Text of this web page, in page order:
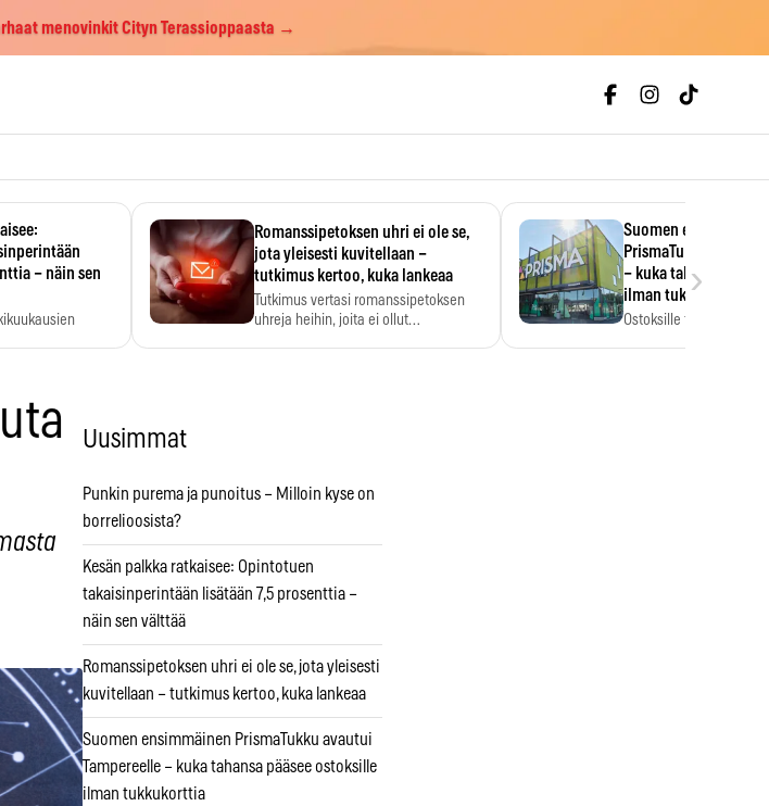
menovinkit Cityn Terassioppaasta →
– näin sen
Romanssipetoksen uhri ei ole se,
jota yleisesti kuvitellaan –
tutkimus kertoo, kuka lankeaa
Tutkimus vertasi romanssipetoksen
uhreja heihin, joita ei ollut…
Suomen
PrismaTukku avautui
– kuka tahansa
ilman tukkukorttia
Ostoksille tarvitse
›
Uusimmat
Punkin purema ja punoitus – Milloin kyse on
borrelioosista?
Kesän palkka ratkaisee: Opintotuen
takaisinperintään lisätään 7,5 prosenttia –
näin sen välttää
Romanssipetoksen uhri ei ole se, jota yleisesti
kuvitellaan – tutkimus kertoo, kuka lankeaa
Suomen ensimmäinen PrismaTukku avautui
Tampereelle – kuka tahansa pääsee ostoksille
ilman tukkukorttia